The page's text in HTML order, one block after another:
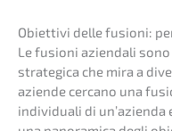
Obiet­ti­vi delle fusio­ni:
Le fusio­ni aziend­a­li
strate­gi­ca che mira a
azien­de cerca­no una
indivi­dua­li di un’azi­en­da